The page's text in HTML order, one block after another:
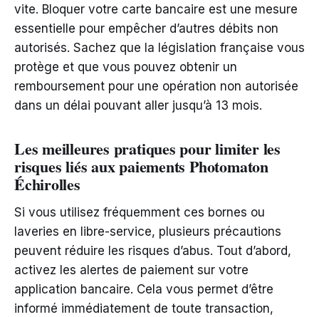
vite. Bloquer votre carte bancaire est une mesure
essentielle pour empêcher d’autres débits non
autorisés. Sachez que la législation française vous
protège et que vous pouvez obtenir un
remboursement pour une opération non autorisée
dans un délai pouvant aller jusqu’à 13 mois.
Les meilleures pratiques pour limiter les
risques liés aux paiements Photomaton
Échirolles
Si vous utilisez fréquemment ces bornes ou
laveries en libre-service, plusieurs précautions
peuvent réduire les risques d’abus. Tout d’abord,
activez les alertes de paiement sur votre
application bancaire. Cela vous permet d’être
informé immédiatement de toute transaction,